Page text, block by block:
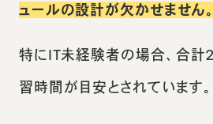
ュールの設計が欠かせません。
特にIT未経験者の場合、合
習時間が目安とされています。